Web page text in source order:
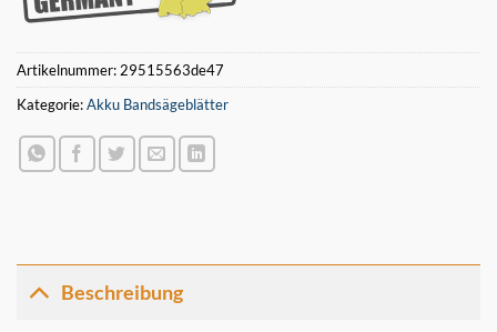
Artikelnummer: 29515563de47
Kategorie:Akku Bandsägeblätter
Beschreibung